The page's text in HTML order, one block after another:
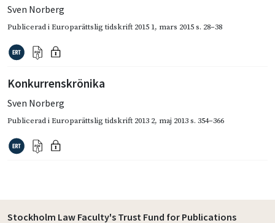
Sven Norberg
Publicerad iEuroparättslig tidskrift 2015 1, mars 2015s. 28–38
Konkurrenskrönika
Sven Norberg
Publicerad iEuroparättslig tidskrift 2013 2, maj 2013s. 354–366
Stockholm Law Faculty's Trust Fund for Publications